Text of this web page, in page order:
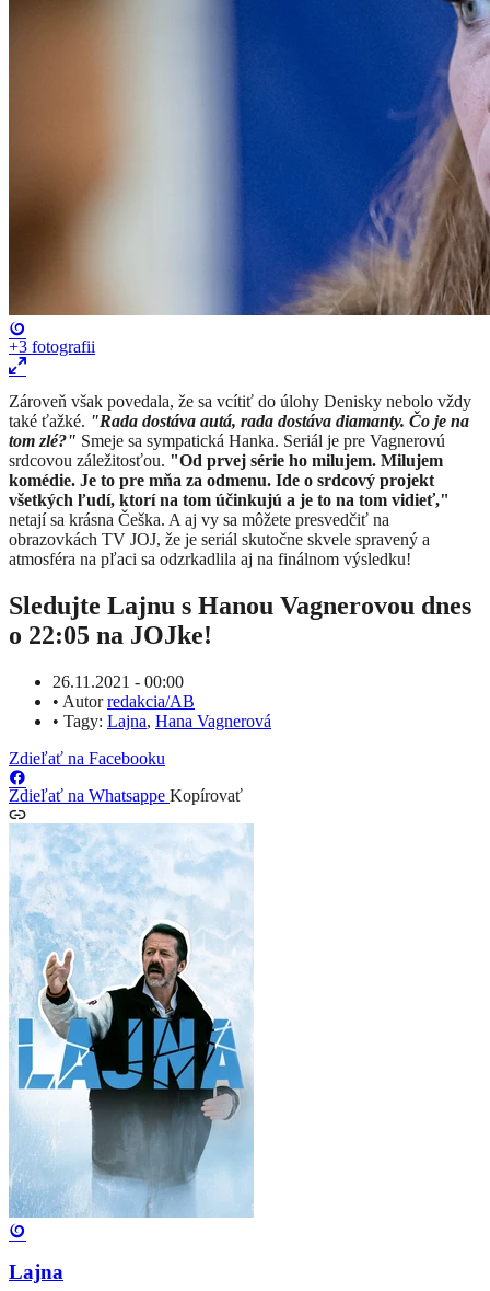
+3 fotografii
Zároveň však povedala, že sa vcítiť do úlohy Denisky nebolo vždy
také ťažké. "Rada dostáva autá, rada dostáva diamanty. Čo je na
tom zlé?" Smeje sa sympatická Hanka. Seriál je pre Vagnerovú
srdcovou záležitosťou. "Od prvej série ho milujem. Milujem
komédie. Je to pre mňa za odmenu. Ide o srdcový projekt
všetkých ľudí, ktorí na tom účinkujú a je to na tom vidieť,"
netají sa krásna Češka. A aj vy sa môžete presvedčiť na
obrazovkách TV JOJ, že je seriál skutočne skvele spravený a
atmosféra na pľaci sa odzrkadlila aj na finálnom výsledku!
Sledujte Lajnu s Hanou Vagnerovou dnes
o 22:05 na JOJke!
26.11.2021 - 00:00
• Autorredakcia/AB
• Tagy: Lajna, Hana Vagnerová
Zdieľať na Facebooku
Zdieľať na Whatsappe Kopírovať
Lajna